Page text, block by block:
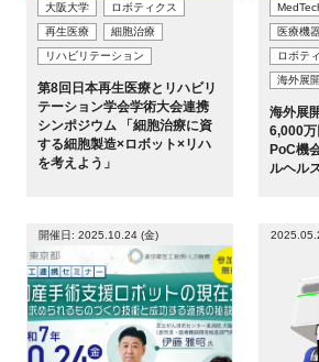
お問い合わせ
マイページ
新規登録
プログラム
インタビュー・コラム
大阪大学
ロボティクス
再生医療
細胞治療
リハビリテーション
第8回日本再生医療とリハビリ
テーション学会学術大会連携
シンポジウム 「細胞治療に資
する細胞製造×ロボット×リハ
を考えよう」
医療機
ロボテ
海外展開
海外展
6,000
PoC機
ルヘル
開催日: 2025.10.24 (金)